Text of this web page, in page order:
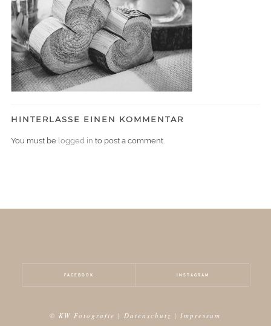
HINTERLASSE EINEN KOMMENTAR
You must be logged in to post a comment.
FACEBOOK INSTAGRAM
© KW Fotografie |Datenschutz |Impressum